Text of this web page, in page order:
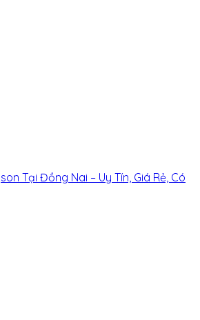
Tại Đồng Nai – Uy Tín, Giá Rẻ, Có